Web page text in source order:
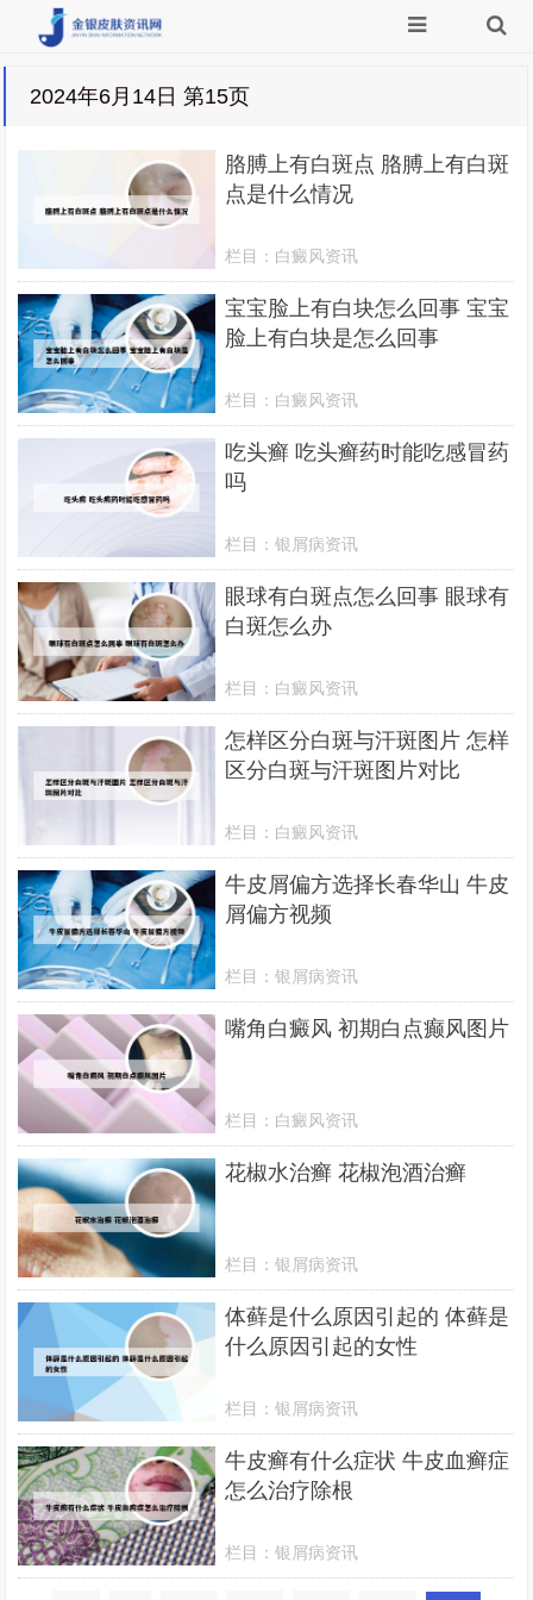
2024年6月14日 第15页
胳膊上有白斑点 胳膊上有白斑
点是什么情况
栏目： 白癜风资讯
宝宝脸上有白块怎么回事 宝宝
脸上有白块是怎么回事
栏目： 白癜风资讯
吃头癣 吃头癣药时能吃感冒药
吗
栏目：银屑病资讯
眼球有白斑点怎么回事 眼球有
白斑怎么办
栏目： 白癜风资讯
怎样区分白斑与汗斑图片 怎样
区分白斑与汗斑图片对比
栏目： 白癜风资讯
牛皮屑偏方选择长春华山 牛皮
屑偏方视频
栏目：银屑病资讯
嘴角白癜风 初期白点癫风图片
栏目： 白癜风资讯
花椒水治癣 花椒泡酒治癣
栏目：银屑病资讯
体藓是什么原因引起的 体藓是
什么原因引起的女性
栏目：银屑病资讯
牛皮癣有什么症状 牛皮血癣症
怎么治疗除根
栏目：银屑病资讯